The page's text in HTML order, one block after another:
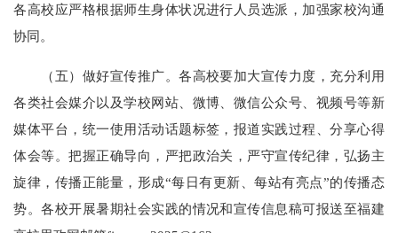
各高校应严格根据师生身体状况进行人员选派，加强家校沟通
协同。
（五）做好宣传推广。各高校要加大宣传力度，充分利用
各类社会媒介以及学校网站、微博、微信公众号、视频号等新
媒体平台，统一使用活动话题标签，报道实践过程、分享心得
体会等。把握正确导向，严把政治关，严守宣传纪律，弘扬主
旋律，传播正能量，形成“每日有更新、每站有亮点”的传播态
势。各校开展暑期社会实践的情况和宣传信息稿可报送至福建